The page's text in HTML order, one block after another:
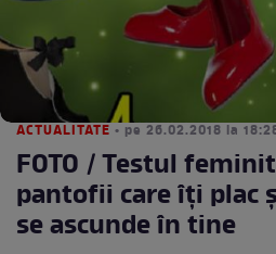
ACTUALITATE • pe 26.02.2018 la
FOTO / Testul
pantofii care îţi plac
se ascunde în tine